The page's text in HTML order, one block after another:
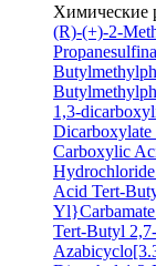
Химические
(R)-(+)-2-
1,3-
Dicarboxylate
Carboxylic
Hydrochloride
Acid Tert-
Yl}Carbamate
Tert-Butyl